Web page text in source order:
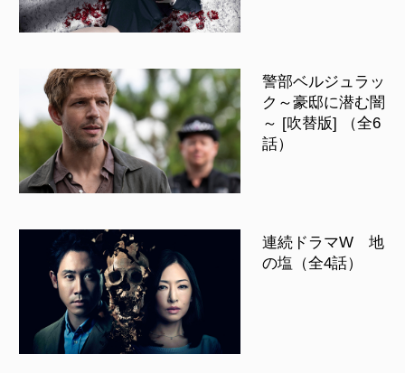
警部ベルジュラッ
ク～豪邸に潜む闇
～ [吹替版] （全6
話）
連続ドラマW 地
の塩（全4話）